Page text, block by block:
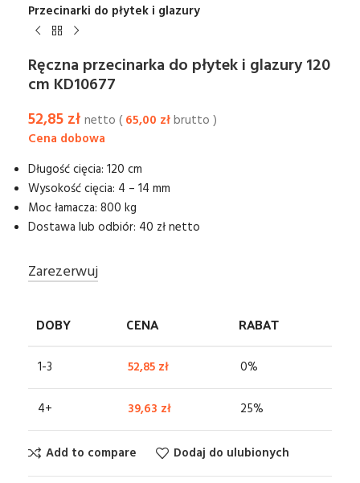
Przecinarki do płytek i glazury
Ręczna przecinarka do płytek i glazury 120
cm KD10677
52,85zł netto (65,00 złbrutto )
Długość cięcia: 120 cm
Wysokość cięcia: 4 – 14 mm
Moc łamacza: 800 kg
Dostawa lub odbiór: 40 zł netto
Zarezerwuj
DOBY CENA RABAT
1-3 52,85 zł 0%
4+ 39,63 zł 25%
Add to compare Dodaj do ulubionych